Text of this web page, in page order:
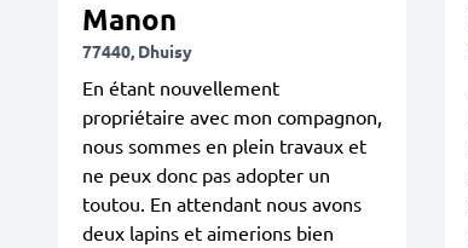
Manon
77440, Dhuisy
En étant nouvellement
propriétaire avec mon compagnon,
nous sommes en plein travaux et
ne peux donc pas adopter un
toutou. En attendant nous avons
deux lapins et aimerions bien